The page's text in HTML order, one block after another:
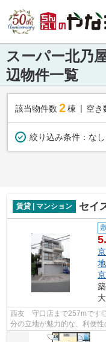
スーパー北乃
辺物件一覧
該当物件数 2棟 空き
絞り込み条件： なし
賃貸 | マンション セイ
西友 守口店まで257mです
分の立地が魅力的な、利便
を始めるのであれば、賃貸